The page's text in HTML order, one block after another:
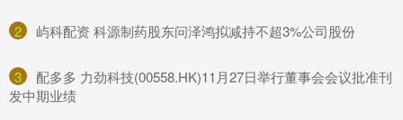
2 ​屿科配资 科源制药股东问泽鸿拟减持不超3%公司股份
3
​配多多 力劲科技(00558.HK)11月27日举行董事会会议批准刊
发中期业绩